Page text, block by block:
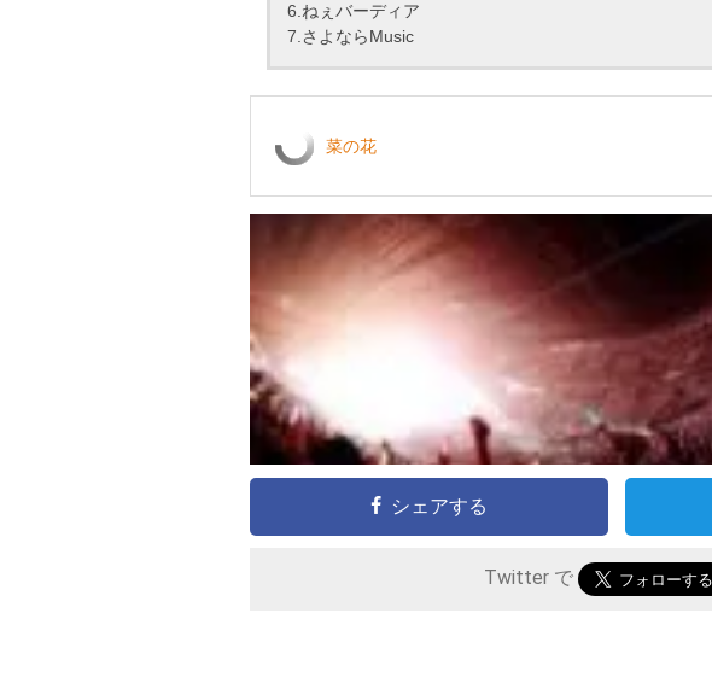
6.ねぇバーディア
7.さよならMusic
菜の花
シェアする
Twitter で